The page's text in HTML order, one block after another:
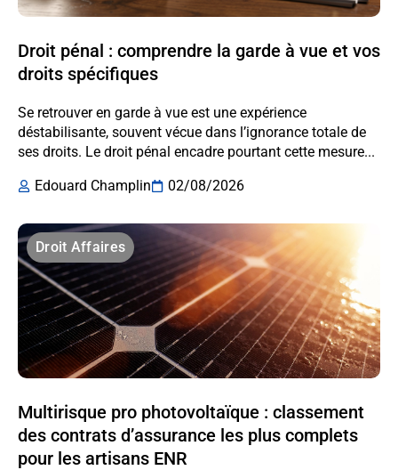
Droit pénal : comprendre la garde à vue et vos
droits spécifiques
Se retrouver en garde à vue est une expérience
déstabilisante, souvent vécue dans l’ignorance totale de
ses droits. Le droit pénal encadre pourtant cette mesure...
Edouard Champlin
02/08/2026
Droit Affaires
Multirisque pro photovoltaïque : classement
des contrats d’assurance les plus complets
pour les artisans ENR